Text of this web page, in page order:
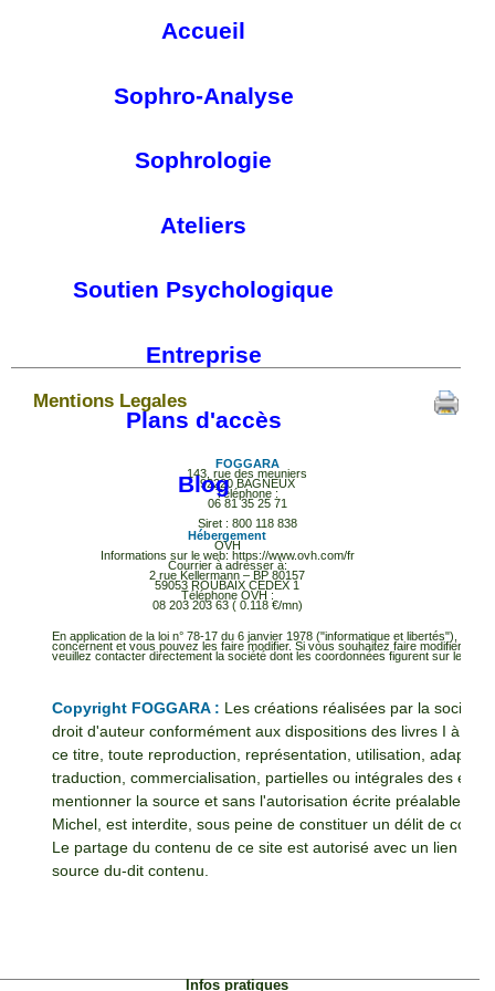
Accueil
Sophro-Analyse
Sophrologie
Ateliers
Soutien Psychologique
Entreprise
Plans d'accès
Blog
Mentions Legales
FOGGARA
143, rue des meuniers
92220 BAGNEUX
Téléphone :
06 81 35 25 71
Siret : 800 118 838
Hébergement
OVH
Informations sur le web: https://www.ovh.com/fr
Courrier à adresser à:
2 rue Kellermann – BP 80157
59053 ROUBAIX CEDEX 1
Téléphone OVH :
08 203 203 63 ( 0.118 €/mn)
En application de la loi n° 78-17 du 6 janvier 1978 ("informatique et libertés"),
concernent et vous pouvez les faire modifier. Si vous souhaitez faire modifier ou
veuillez contacter directement la société dont les coordonnées figurent sur le site.
Copyright FOGGARA : Les créations réalisées par la société
droit d'auteur conformément aux dispositions des livres I à III
ce titre, toute reproduction, représentation, utilisation,
traduction, commercialisation, partielles ou intégrales des
mentionner la source et sans l'autorisation écrite préalable de
Michel, est interdite, sous peine de constituer un délit de
Le partage du contenu de ce site est autorisé avec un lien
source du-dit contenu.
Infos pratiques